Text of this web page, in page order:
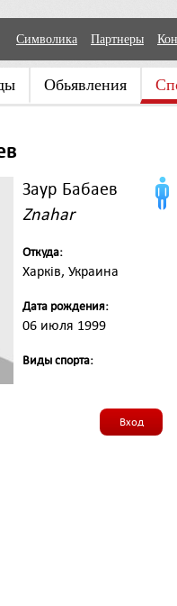
Символика Партнеры
Обьявления
Заур Бабаев
Znahar
Откуда:
Харків, Украина
Дата рождения:
06 июля 1999
Виды спорта:
Вход